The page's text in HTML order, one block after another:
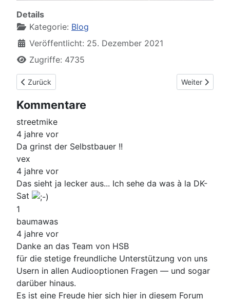
Details
Kategorie: Blog
Veröffentlicht: 25. Dezember 2021
Zugriffe: 4735
Vorheriger Beitrag: Kino Kino (Loftsonic Installation in HH bei
Zurück Nächster
Weiter
Kommentare
streetmike
4 jahre vor
Da grinst der Selbstbauer !!
vex
4 jahre vor
Das sieht ja lecker aus... Ich sehe da was à la DK-
Sat
1
baumawas
4 jahre vor
Danke an das Team von HSB
für die stetige freundliche Unterstützung von uns
Usern in allen Audiooptionen Fragen — und sogar
darüber hinaus.
Es ist eine Freude hier sich hier in diesem Forum